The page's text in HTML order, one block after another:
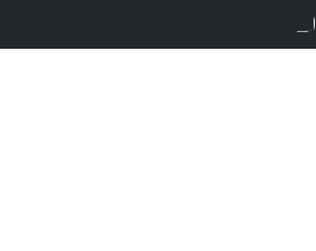
اپنے بھائی کی تدفین میں شریک ہوں گے عتیق احمد کے 2 بیٹے۔ سخت سیکورٹی کے درمیان منتقلی